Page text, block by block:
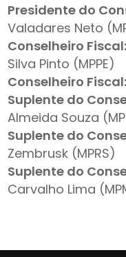
Presidente do
Valadares Neto
Conselheiro Fiscal:
Silva Pinto (MPPE)
Conselheiro Fiscal:
Suplente do
Almeida Souza
Suplente do
Zembrusk (MPRS)
Suplente do
Carvalho Lima